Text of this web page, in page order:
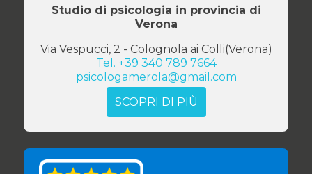
Studio di psicologia in provincia di
Verona
Via Vespucci, 2 - Colognola ai Colli(Verona)
Tel. +39 340 789 7664
psicologamerola@gmail.com
SCOPRI DI PIÙ